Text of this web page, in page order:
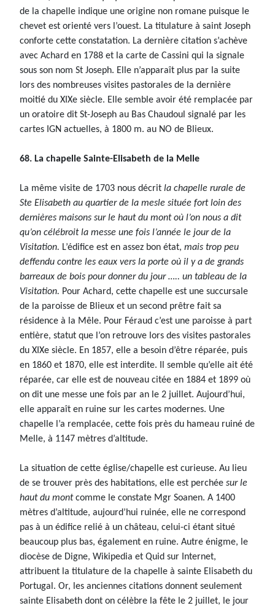
de la chapelle indique une origine non romane puisque le
chevet est orienté vers l’ouest. La titulature à saint Joseph
conforte cette constatation. La dernière citation s’achève
avec Achard en 1788 et la carte de Cassini qui la signale
sous son nom St Joseph. Elle n’apparaît plus par la suite
lors des nombreuses visites pastorales de la dernière
moitié du XIXe siècle. Elle semble avoir été remplacée par
un oratoire dit St-Joseph au Bas Chaudoul signalé par les
cartes IGN actuelles, à 1800 m. au NO de Blieux.
68. La chapelle Sainte-Elisabeth de la Melle
La même visite de 1703 nous décrit la chapelle rurale de
Ste Elisabeth au quartier de la mesle située fort loin des
dernières maisons sur le haut du mont où l’on nous a dit
qu’on célébroit la messe une fois l’année le jour de la
Visitation. L’édifice est en assez bon état, mais trop peu
deffendu contre les eaux vers la porte où il y a de grands
barreaux de bois pour donner du jour ….. un tableau de la
Visitation. Pour Achard, cette chapelle est une succursale
de la paroisse de Blieux et un second prêtre fait sa
résidence à la Mêle. Pour Féraud c’est une paroisse à part
entière, statut que l’on retrouve lors des visites pastorales
du XIXe siècle. En 1857, elle a besoin d’être réparée, puis
en 1860 et 1870, elle est interdite. Il semble qu’elle ait été
réparée, car elle est de nouveau citée en 1884 et 1899 où
on dit une messe une fois par an le 2 juillet. Aujourd’hui,
elle apparaît en ruine sur les cartes modernes. Une
chapelle l’a remplacée, cette fois près du hameau ruiné de
Melle, à 1147 mètres d’altitude.
La situation de cette église/chapelle est curieuse. Au lieu
de se trouver près des habitations, elle est perchée sur le
haut du montcomme le constate Mgr Soanen. A 1400
mètres d’altitude, aujourd’hui ruinée, elle ne correspond
pas à un édifice relié à un château, celui-ci étant situé
beaucoup plus bas, également en ruine. Autre énigme, le
diocèse de Digne, Wikipedia et Quid sur Internet,
attribuent la titulature de la chapelle à sainte Elisabeth du
Portugal. Or, les anciennes citations donnent seulement
sainte Elisabeth dont on célèbre la fête le 2 juillet, le jour